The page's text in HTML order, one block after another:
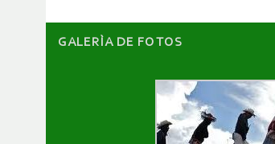
GALERÌA DE FOTOS